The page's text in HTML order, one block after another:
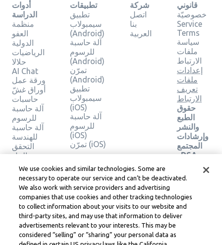
أدوات
الدراسة
منظمة
العفو
الدولية
الرياضيات
حلالا
AI Chat
ورقة عمل
أوراق غشّ
حاسبات
آلة حاسبة
للرسوم
آلة حاسبة
للهندسة
التحقق
من الحل
تطبيقات
تطبيق
سيمبولاب
(Android)
آلة حاسبة
للرسوم
(Android)
تمرّن
(Android)
تطبيق
سيمبولاب
(iOS)
آلة حاسبة
للرسوم
(iOS)
تمرّن (iOS)
شركة
اتصل
بنا
العربية
قانوني
خصوصيّة
Service
Terms
سياسة
ملفات
الارتباط
إعدادات
ملفات
تعريف
الارتباط
حقوق
الطبع
والنشر
وإرشادات
المجتمع
وDSA
القانونية
الأخرى
مركز
ليرنيو
القانوني
شروط
We use cookies and similar technologies. Some are
necessary to operate our service and can’t be deactivated.
We also work with service providers and advertising
companies that use cookies and other tracking technologies
to collect information about your visits to our website and
third-party sites, and may use that information to deliver
advertisements relevant to your interests. This may be
considered “selling” or “sharing” your personal data as